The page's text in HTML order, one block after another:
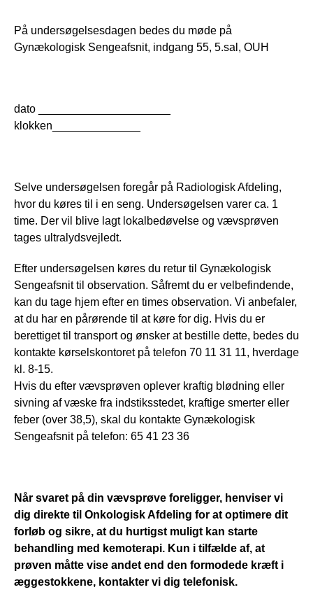
På undersøgelsesdagen bedes du møde på
Gynækologisk Sengeafsnit, indgang 55, 5.sal, OUH
dato _____________________
klokken______________
Selve undersøgelsen foregår på Radiologisk Afdeling,
hvor du køres til i en seng. Undersøgelsen varer ca. 1
time. Der vil blive lagt lokalbedøvelse og vævsprøven
tages ultralydsvejledt.
Efter undersøgelsen køres du retur til Gynækologisk
Sengeafsnit til observation. Såfremt du er velbefindende,
kan du tage hjem efter en times observation. Vi anbefaler,
at du har en pårørende til at køre for dig. Hvis du er
berettiget til transport og ønsker at bestille dette, bedes du
kontakte kørselskontoret på telefon 70 11 31 11, hverdage
kl. 8-15.
Hvis du efter vævsprøven oplever kraftig blødning eller
sivning af væske fra indstiksstedet, kraftige smerter eller
feber (over 38,5), skal du kontakte Gynækologisk
Sengeafsnit på telefon: 65 41 23 36
Når svaret på din vævsprøve foreligger, henviser vi
dig direkte til Onkologisk Afdeling for at optimere dit
forløb og sikre, at du hurtigst muligt kan starte
behandling med kemoterapi. Kun i tilfælde af, at
prøven måtte vise andet end den formodede kræft i
æggestokkene, kontakter vi dig telefonisk.